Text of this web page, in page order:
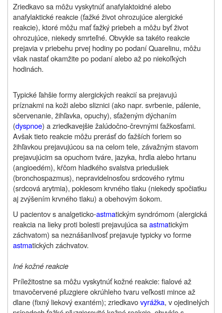
Zriedkavo sa môžu vyskytnúť anafylaktoidné alebo
anafylaktické reakcie (ťažké život ohrozujúce alergické
reakcie), ktoré môžu mať ťažký priebeh a môžu byť život
ohrozujúce, niekedy smrteľné. Obvykle sa takéto reakcie
prejavia v priebehu prvej hodiny po podaní Quarelinu, môžu
však nastať okamžite po podaní alebo až po niekoľkých
hodinách.
Typické ľahšie formy alergických reakcií sa prejavujú
príznakmi na koži alebo sliznici (ako napr. svrbenie, pálenie,
sčervenanie, žihľavka, opuchy), sťaženým dýchaním
(dyspnoe) a zriedkavejšie žalúdočno-črevnými ťažkosťami.
Avšak tieto reakcie môžu prerásť do ťažších foriem so
žihľavkou prejavujúcou sa na celom tele, závažným stavom
prejavujúcim sa opuchom tváre, jazyka, hrdla alebo hrtanu
(angioedém), kŕčom hladkého svalstva priedušiek
(bronchospazmus), nepravidelnosťou srdcového rytmu
(srdcová arytmia), poklesom krvného tlaku (niekedy spočiatku
aj zvýšením krvného tlaku) a obehovým šokom.
U pacientov s analgeticko-astmatickým syndrómom (alergická
reakcia na lieky proti bolesti prejavujúca saastmatickým
záchvatom) sa neznášanlivosť prejavuje typicky vo forme
astmatických záchvatov.
Iné kožné reakcie
Príležitostne sa môžu vyskytnúť kožné reakcie: fialové až
tmavočervené pľuzgiere okrúhleho tvaru veľkosti mince až
dlane (fixný liekový exantém); zriedkavovyrážka, v ojedinelých